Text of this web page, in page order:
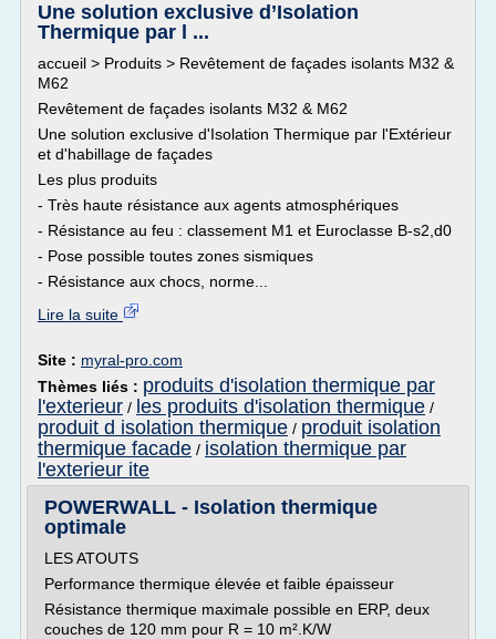
Une solution exclusive d’Isolation
Thermique par l ...
accueil > Produits > Revêtement de façades isolants M32 &
M62
Revêtement de façades isolants M32 & M62
Une solution exclusive d'Isolation Thermique par l'Extérieur
et d'habillage de façades
Les plus produits
- Très haute résistance aux agents atmosphériques
- Résistance au feu : classement M1 et Euroclasse B-s2,d0
- Pose possible toutes zones sismiques
- Résistance aux chocs, norme...
Lire la suite
Site : myral-pro.com
Thèmes liés : produits d'isolation thermique par
l'exterieur / les produits d'isolation thermique /
produit d isolation thermique / produit isolation
thermique facade / isolation thermique par
l'exterieur ite
POWERWALL - Isolation thermique
optimale
LES ATOUTS
Performance thermique élevée et faible épaisseur
Résistance thermique maximale possible en ERP, deux
couches de 120 mm pour R = 10 m².K/W